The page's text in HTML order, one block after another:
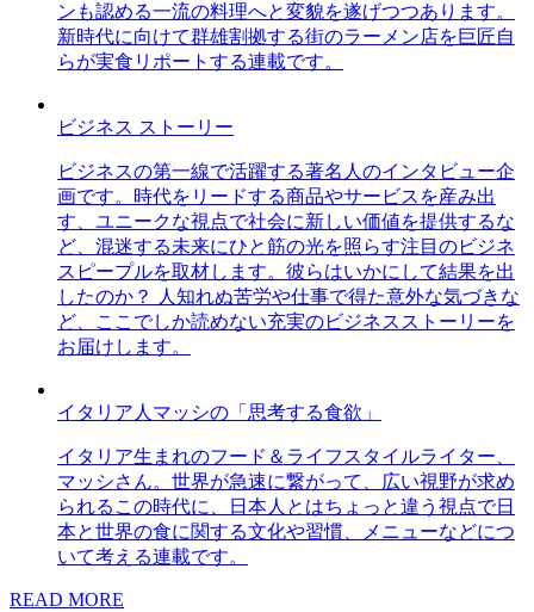
ンも認める一流の料理へと変貌を遂げつつあります。
新時代に向けて群雄割拠する街のラーメン店を巨匠自
らが実食リポートする連載です。
ビジネス ストーリー
ビジネスの第一線で活躍する著名人のインタビュー企
画です。時代をリードする商品やサービスを産み出
す、ユニークな視点で社会に新しい価値を提供するな
ど、混迷する未来にひと筋の光を照らす注目のビジネ
スピープルを取材します。彼らはいかにして結果を出
したのか？ 人知れぬ苦労や仕事で得た意外な気づきな
ど、ここでしか読めない充実のビジネスストーリーを
お届けします。
イタリア人マッシの「思考する食欲」
イタリア生まれのフード＆ライフスタイルライター、
マッシさん。世界が急速に繋がって、広い視野が求め
られるこの時代に、日本人とはちょっと違う視点で日
本と世界の食に関する文化や習慣、メニューなどにつ
いて考える連載です。
READ MORE